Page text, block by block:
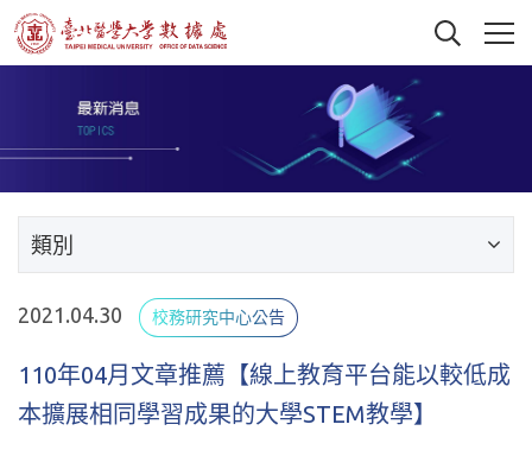
類別
2021.04.30 校務研究中心公告
110年04月文章推薦【線上教育平台能以較低成
本擴展相同學習成果的大學STEM教學】